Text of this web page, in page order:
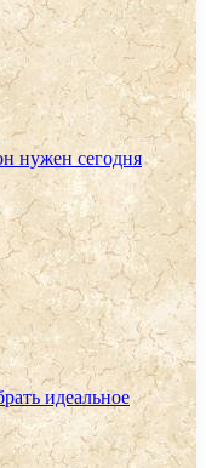
нужен сегодня
идеальное